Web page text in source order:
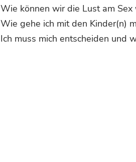
Wie können wir die Lust am
Wie gehe ich mit den Kinder(n)
Ich muss mich entscheiden und